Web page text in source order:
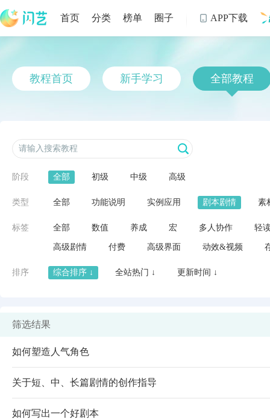
首页 分类 榜单 圈子  APP下载
教程首页 新手学习 全部教程
阶段 全部 初级 中级 高级
类型 全部 功能说明 实例应用 剧本剧情 素
标签 全部 数值 养成 宏 多人协作 轻
高级剧情 付费 高级界面 动效&视频
排序 综合排序 ↓ 全站热门 ↓ 更新时间 ↓
筛选结果
如何塑造人气角色
关于短、中、长篇剧情的创作指导
如何写出一个好剧本